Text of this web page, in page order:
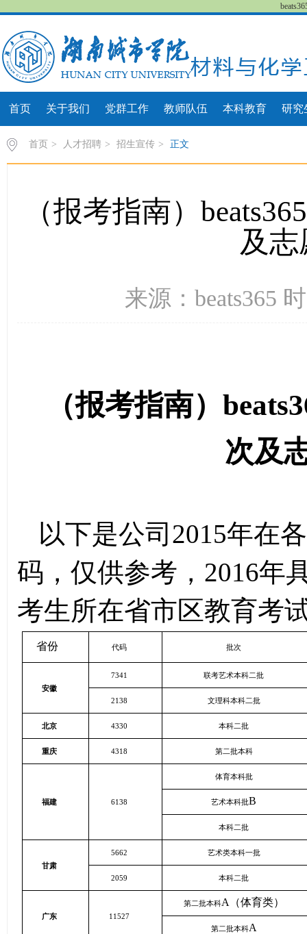
首页 关于我们 党群工作 教师队伍 本科教育 研究
首页 > 人才招聘 > 招生宣传 > 正文
（报考指南）
及
来源：beats365
（报考指南）
次及
以下是公司 2015年在
码，仅供参考， 2016年
考生所在省市区教育考
省份 代码 批次
安徽
7341 联考艺术本科二批
2138 文理科本科二批
北京 4330 本科二批
重庆 4318 第二批本科
福建 6138
体育本科批
艺术本科批B
本科二批
甘肃
5662 艺术类本科一批
2059 本科二批
广东 11527
第二批本科A （体育类）
第二批本科A